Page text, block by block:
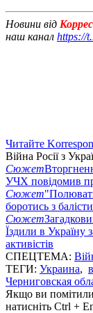
Новини від
наш канал https://
Читайте
Війна Росії з
Сюжет
УЧХ повідомив
Сюжет
боротись з
Сюжет
Їздили в Україну
активістів
СПЕЦТЕМА:
ТЕГИ: Украина,
Черниговская
Якщо ви помітили
натисніть Ctrl +